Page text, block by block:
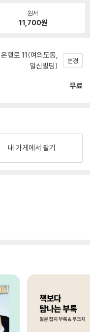
원서
11,700원
행로 11(여의도동,
일신빌딩)
변경
무료
내 가게에서 팔기